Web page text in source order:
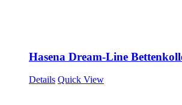
Hasena Dream-Line
Details Quick View